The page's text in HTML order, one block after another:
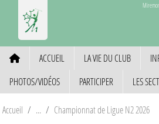
ACCUEIL LA VIE DU CLUB
PHOTOS/VIDÉOS
PARTICIPER LES
Accueil Championnat de Ligue N2 2026
Panneau de gestion des cookies